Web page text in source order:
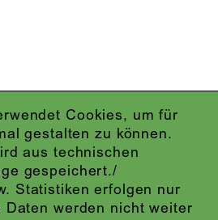
Cookies, um für
gestalten zu können.
aus technischen
gespeichert./
Statistiken erfolgen nur
werden nicht weiter